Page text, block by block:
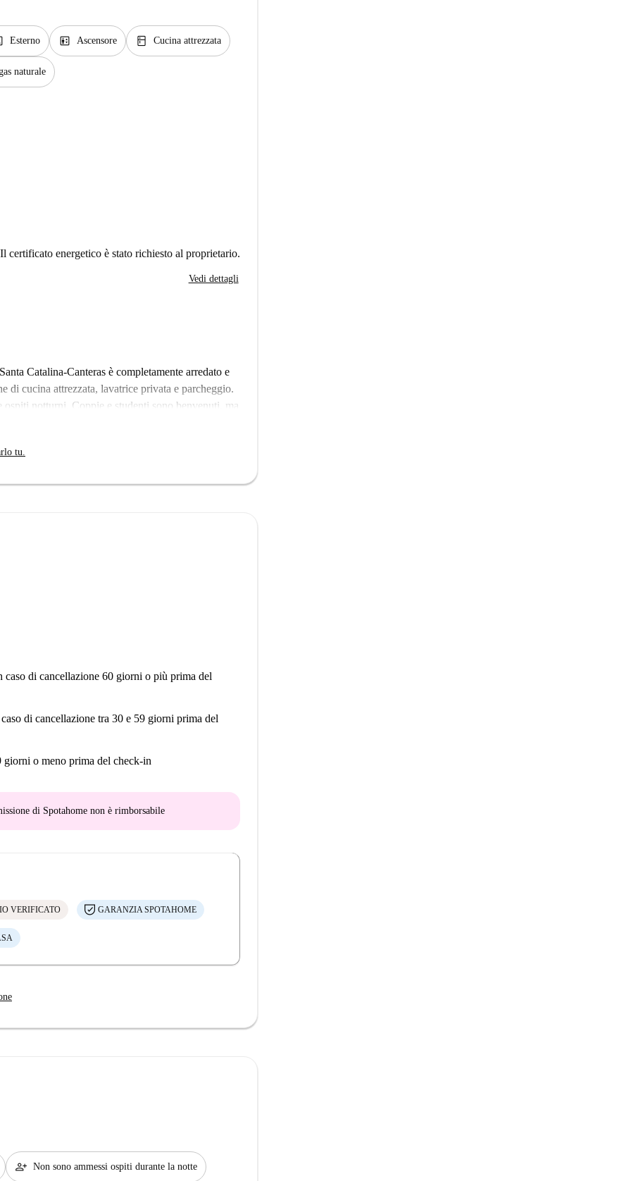
Esterno elevator Ascensore kitchen Cucina attrezzata
naturale
Il certificato energetico è stato richiesto al proprietario.
Vedi dettagli
Catalina-Canteras è completamente arredato e
di cucina attrezzata, lavatrice privata e parcheggio.
notturni. Coppie e studenti sono benvenuti, ma
incluse e la connessione Wi-Fi è
Pluma e il Monumento al Dottor Don Bartolomé
tu.
caso di cancellazione 60 giorni o più prima del
di cancellazione tra 30 e 59 giorni prima del
giorni o meno prima del check-in
di Spotahome non è rimborsabile
VERIFICATO GARANZIA SPOTAHOME
person_add Non sono ammessi ospiti durante la notte